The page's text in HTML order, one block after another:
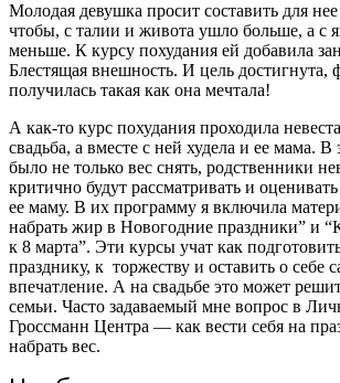
Молодая девушка просит составить для
чтобы, с талии и живота ушло больше, а с
меньше. К курсу похудания ей добавила
Блестящая внешность. И цель достигнута,
получилась такая как она мечтала!
А как-то курс похудания проходила
свадьба, а вместе с ней худела и ее мама. В
было не только вес снять, родственники
критично будут рассматривать и оценивать
ее маму. В их программу я включила
набрать жир в Новогодние праздники” и
к 8 марта”. Эти курсы учат как
празднику, к торжеству и оставить о себе
впечатление. А на свадьбе это может
семьи. Часто задаваемый мне вопрос в
Гроссманн Центра — как вести себя на
набрать вес.